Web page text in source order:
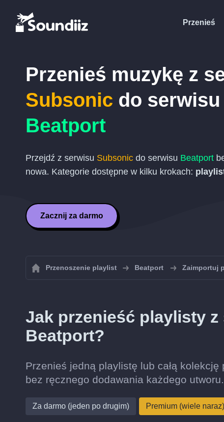
Przenieś
Przenieś muzykę z
Subsonic do serwisu
Beatport
Przejdź z serwisu Subsonic do serwisu Beatport
nowa. Kategorie dostępne w kilku krokach:
Zacznij za darmo
Przenoszenie playlist Beatport Zaimportuj
Jak przenieść playlisty
Beatport?
Przenieś jedną playlistę lub całą
bez ręcznego dodawania każdego utworu.
Za darmo (jeden po drugim) Premium (wiele naraz)